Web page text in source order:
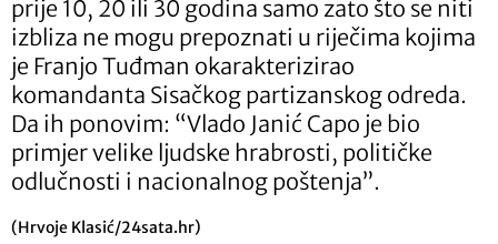
prije 10, 20 ili 30 godina samo zato što se niti
izbliza ne mogu prepoznati u riječima kojima
je Franjo Tuđman okarakterizirao
komandanta Sisačkog partizanskog odreda.
Da ih ponovim: “Vlado Janić Capo je bio
primjer velike ljudske hrabrosti, političke
odlučnosti i nacionalnog poštenja”.
(Hrvoje Klasić/24sata.hr)